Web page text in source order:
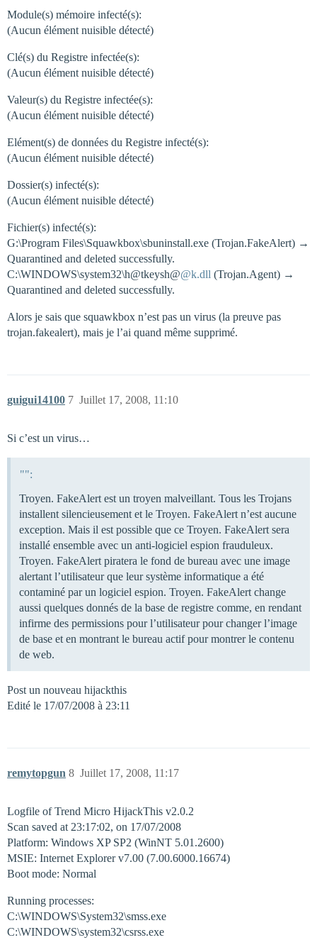
Module(s) mémoire infecté(s):
(Aucun élément nuisible détecté)
Clé(s) du Registre infectée(s):
(Aucun élément nuisible détecté)
Valeur(s) du Registre infectée(s):
(Aucun élément nuisible détecté)
Elément(s) de données du Registre infecté(s):
(Aucun élément nuisible détecté)
Dossier(s) infecté(s):
(Aucun élément nuisible détecté)
Fichier(s) infecté(s):
G:\Program Files\Squawkbox\sbuninstall.exe (Trojan.FakeAlert) →
Quarantined and deleted successfully.
C:\WINDOWS\system32\h@tkeysh@@k.dll (Trojan.Agent) →
Quarantined and deleted successfully.
Alors je sais que squawkbox n’est pas un virus (la preuve pas
trojan.fakealert), mais je l’ai quand même supprimé.
guigui14100 Juillet 17, 2008, 11:10
7
Si c’est un virus…
"":
Troyen. FakeAlert est un troyen malveillant. Tous les Trojans
installent silencieusement et le Troyen. FakeAlert n’est aucune
exception. Mais il est possible que ce Troyen. FakeAlert sera
installé ensemble avec un anti-logiciel espion frauduleux.
Troyen. FakeAlert piratera le fond de bureau avec une image
alertant l’utilisateur que leur système informatique a été
contaminé par un logiciel espion. Troyen. FakeAlert change
aussi quelques donnés de la base de registre comme, en rendant
infirme des permissions pour l’utilisateur pour changer l’image
de base et en montrant le bureau actif pour montrer le contenu
de web.
Post un nouveau hijackthis
Edité le 17/07/2008 à 23:11
remytopgun Juillet 17, 2008, 11:17
8
Logfile of Trend Micro HijackThis v2.0.2
Scan saved at 23:17:02, on 17/07/2008
Platform: Windows XP SP2 (WinNT 5.01.2600)
MSIE: Internet Explorer v7.00 (7.00.6000.16674)
Boot mode: Normal
Running processes:
C:\WINDOWS\System32\smss.exe
C:\WINDOWS\system32\csrss.exe